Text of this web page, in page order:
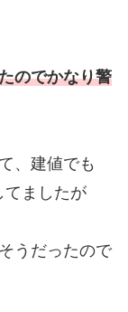
のでかなり警
、建値でも
てましたが
うだったので